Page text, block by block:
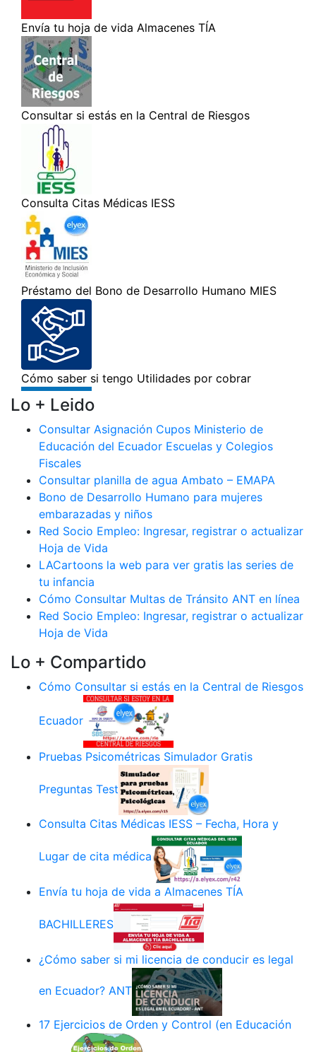
Lo + Leido
Consultar Asignación Cupos Ministerio de
Educación del Ecuador Escuelas y Colegios
Fiscales
Consultar planilla de agua Ambato – EMAPA
Bono de Desarrollo Humano para mujeres
embarazadas y niños
Red Socio Empleo: Ingresar, registrar o actualizar
Hoja de Vida
LACartoons la web para ver gratis las series de
tu infancia
Cómo Consultar Multas de Tránsito ANT en línea
Red Socio Empleo: Ingresar, registrar o actualizar
Hoja de Vida
Lo + Compartido
Cómo Consultar si estás en la Central de Riesgos
Ecuador
Pruebas Psicométricas Simulador Gratis
Preguntas Test
Consulta Citas Médicas IESS – Fecha, Hora y
Lugar de cita médica
Envía tu hoja de vida a Almacenes TÍA
BACHILLERES
¿Cómo saber si mi licencia de conducir es legal
en Ecuador? ANT
17 Ejercicios de Orden y Control (en Educación